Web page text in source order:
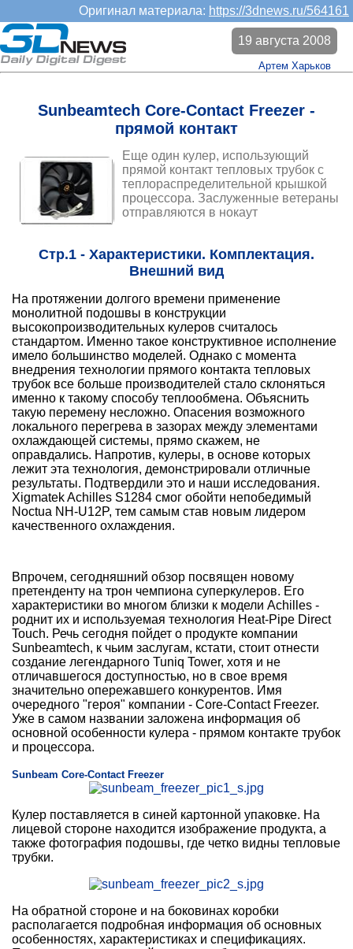
Оригинал материала: https://3dnews.ru/564161
Sunbeamtech Core-Contact Freezer -
прямой контакт
Еще один кулер, использующий
прямой контакт тепловых трубок с
теплораспределительной крышкой
процессора. Заслуженные ветераны
отправляются в нокаут
19 августа 2008
Артем Харьков
Стр.1 - Характеристики. Комплектация.
Внешний вид
На протяжении долгого времени применение
монолитной подошвы в конструкции
высокопроизводительных кулеров считалось
стандартом. Именно такое конструктивное исполнение
имело большинство моделей. Однако с момента
внедрения технологии прямого контакта тепловых
трубок все больше производителей стало склоняться
именно к такому способу теплообмена. Объяснить
такую перемену несложно. Опасения возможного
локального перегрева в зазорах между элементами
охлаждающей системы, прямо скажем, не
оправдались. Напротив, кулеры, в основе которых
лежит эта технология, демонстрировали отличные
результаты. Подтвердили это и наши исследования.
Xigmatek Achilles S1284 смог обойти непобедимый
Noctua NH-U12P, тем самым став новым лидером
качественного охлаждения.
Впрочем, сегодняшний обзор посвящен новому
претенденту на трон чемпиона суперкулеров. Его
характеристики во многом близки к модели Achilles -
роднит их и используемая технология Heat-Pipe Direct
Touch. Речь сегодня пойдет о продукте компании
Sunbeamtech, к чьим заслугам, кстати, стоит отнести
создание легендарного Tuniq Tower, хотя и не
отличавшегося доступностью, но в свое время
значительно опережавшего конкурентов. Имя
очередного "героя" компании - Core-Contact Freezer.
Уже в самом названии заложена информация об
основной особенности кулера - прямом контакте трубок
и процессора.
Sunbeam Core-Contact Freezer
Кулер поставляется в синей картонной упаковке. На
лицевой стороне находится изображение продукта, а
также фотография подошвы, где четко видны тепловые
трубки.
На обратной стороне и на боковинах коробки
располагается подробная информация об основных
особенностях, характеристиках и спецификациях.